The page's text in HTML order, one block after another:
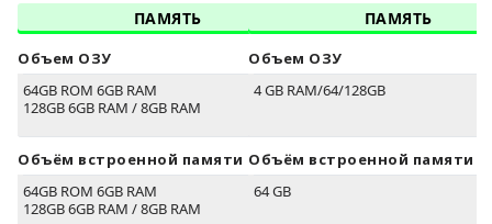
ПАМЯТЬ
Объем ОЗУ
64GB ROM 6GB RAM
128GB 6GB RAM / 8GB RAM
Объём встроенной памяти
64GB ROM 6GB RAM
128GB 6GB RAM / 8GB RAM
ПАМЯТЬ
Объем ОЗУ
4 GB RAM/64/128GB
Объём встроенной памяти
64 GB